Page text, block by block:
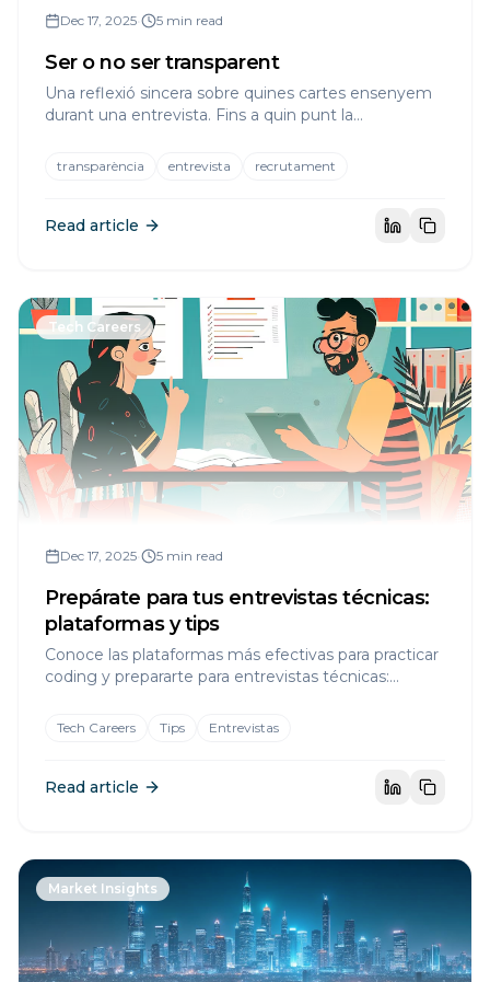
Dec 17, 2025 5 min read
Ser o no ser transparent
Una reflexió sincera sobre quines cartes ensenyem
durant una entrevista. Fins a quin punt la
empresa?
transparència entrevista recrutament
Read article
Tech Careers
Dec 17, 2025 5 min read
Prepárate para tus entrevistas técnicas:
plataformas y tips
Conoce las plataformas más efectivas para practicar
coding y prepararte para entrevistas técnicas:
clave.
Tech Careers Tips Entrevistas
Read article
Market Insights